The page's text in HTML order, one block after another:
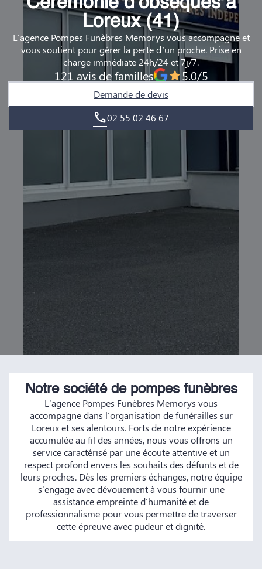
DEMANDE DE RENDEZ-VOUS EN AGENCE
QUI SOMMES-NOUS ?
NOUS REJOINDRE
Loreux (41)
L'agence Pompes Funèbres Memorys vous accompagne et
vous soutient pour gérer la perte d’un proche. Prise en
charge immédiate 24h/24 et 7j/7.
121 avis de familles 5.0/5
Demande de devis
02 55 02 46 67
Notre société de pompes funèbres
L'agence Pompes Funèbres Memorys vous
accompagne dans l'organisation de funérailles sur
Loreux et ses alentours. Forts de notre expérience
accumulée au fil des années, nous vous offrons un
service caractérisé par une écoute attentive et un
respect profond envers les souhaits des défunts et de
leurs proches. Dès les premiers échanges, notre équipe
s'engage avec dévouement à vous fournir une
assistance empreinte d'humanité et de
professionnalisme pour vous permettre de traverser
cette épreuve avec pudeur et dignité.